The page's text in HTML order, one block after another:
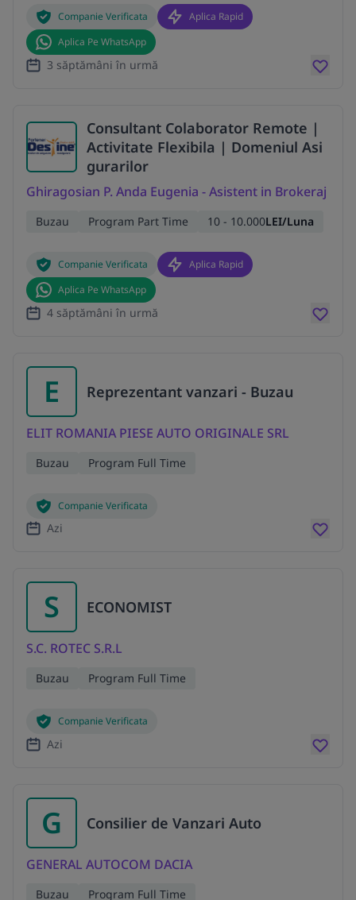
Companie Verificata
Aplica Rapid
Aplica Pe WhatsApp
3 săptămâni în urmă
Consultant Colaborator Remote |
Activitate Flexibila | Domeniul Asi
gurarilor
Ghiragosian P. Anda Eugenia - Asistent in Brokeraj
Buzau Program Part Time 10 - 10.000LEI/Luna
Companie Verificata
Aplica Rapid
Aplica Pe WhatsApp
4 săptămâni în urmă
E Reprezentant vanzari - Buzau
ELIT ROMANIA PIESE AUTO ORIGINALE SRL
Buzau Program Full Time
Companie Verificata
Azi
S ECONOMIST
S.C. ROTEC S.R.L
Buzau Program Full Time
Companie Verificata
Azi
G Consilier de Vanzari Auto
GENERAL AUTOCOM DACIA
Buzau Program Full Time